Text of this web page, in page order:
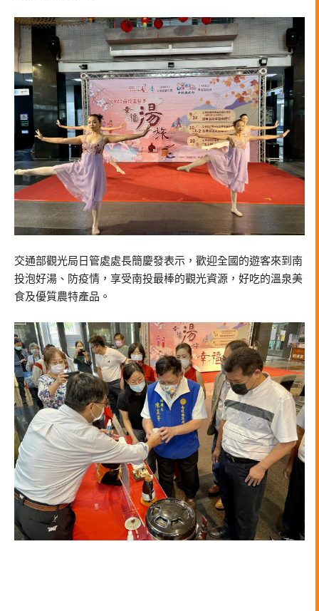
交通部觀光局日管處處長簡慶發表示，歡迎全國的遊客來到南
投泡好湯、防疫情，享受南投最棒的觀光資源，好吃的溫泉美
食及優質農特產品。